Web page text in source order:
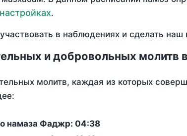
настройках.
в наблюдениях и сделать
и добровольных молитв
молитв, каждая из которых
намаза Фаджр: 04:38